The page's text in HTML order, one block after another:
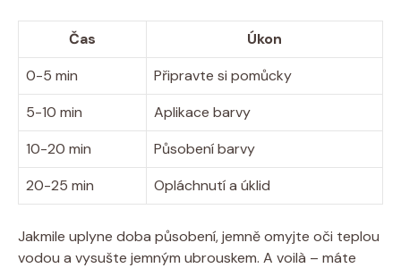
Čas
Úkon
0-5 min
Připravte si pomůcky
5-10 min
Aplikace barvy
10-20 min
Působení barvy
20-25 min
Opláchnutí a úklid
Jakmile uplyne doba působení, jemně omyjte oči teplou
vodou a vysušte jemným ubrouskem. A voilà – máte